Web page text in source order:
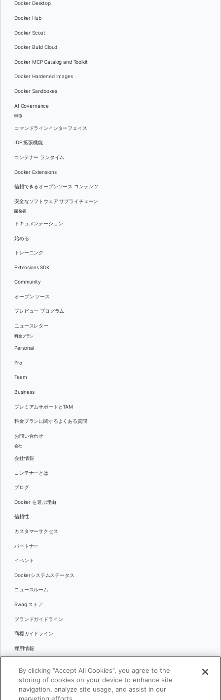
Docker Desktop
Docker Hub
Docker Scout
Docker Build Cloud
Docker MCP Catalog and Toolkit
Docker Hardened Images
Docker Sandboxes
AI Governance
特徴
コマンドラインインターフェイス
IDE 拡張機能
コンテナー ランタイム
Docker Extensions
信頼できるオープンソース コンテンツ
安全なソフトウェア サプライチェーン
開発者
ドキュメンテーション
始める
トレーニング
Extensions SDK
Community
オープン ソース
プレビュー プログラム
ニュースレター
料金プラン
Personal
Pro
Team
Business
プレミアムサポートとTAM
料金プランに関するよくある質問
お問い合わせ
会社
会社情報
コンテナーとは
ブログ
Docker を選ぶ理由
信頼性
カスタマーサクセス
パートナー
イベント
Dockerシステムステータス
ニュースルーム
Swag ストア
ブランドガイドライン
商標ガイドライン
採用情報
言語By clicking “Accept All Cookies”, you agree to the
storing of cookies on your device to enhance site
navigation, analyze site usage, and assist in our